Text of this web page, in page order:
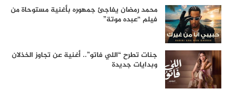
محمد رمضان يفاجئ جمهوره بأغنية مستوحاة من
فيلم “عبده موتة”
جنات تطرح “اللي فاتو”.. أغنية عن تجاوز الخذلان
وبدايات جديدة